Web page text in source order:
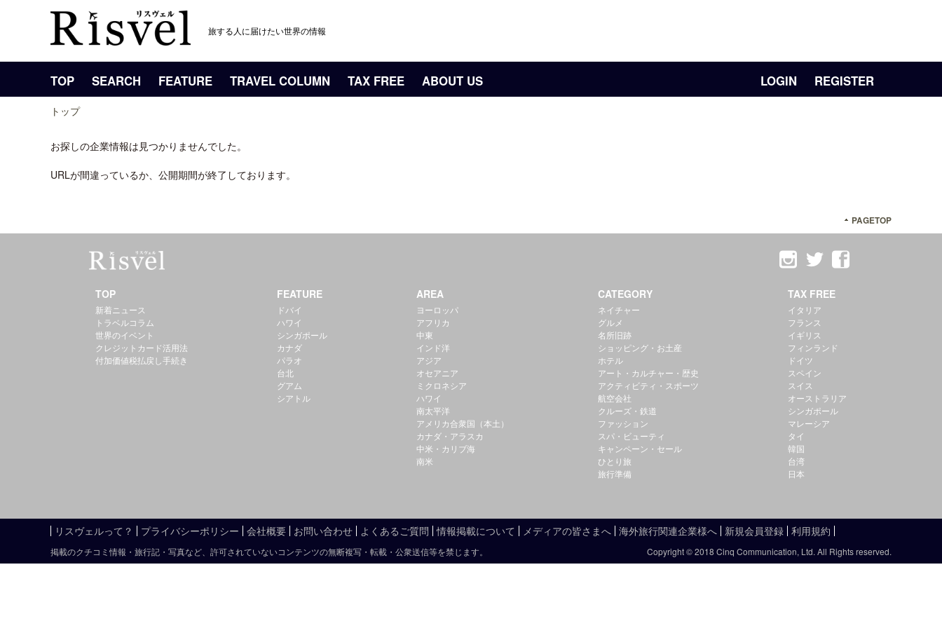
旅する人に届けたい世界の情報
TOP SEARCH FEATURE TRAVEL COLUMN TAX FREE ABOUT US LOGIN REGISTER
トップ
お探しの企業情報は見つかりませんでした。
URLが間違っているか、公開期間が終了しております。
PAGETOP
TOP
新着ニュース
トラベルコラム
世界のイベント
クレジットカード活用法
付加価値税払戻し手続き
FEATURE
ドバイ
ハワイ
シンガポール
カナダ
パラオ
台北
グアム
シアトル
AREA
ヨーロッパ
アフリカ
中東
インド洋
アジア
オセアニア
ミクロネシア
ハワイ
南太平洋
アメリカ合衆国（本土）
カナダ・アラスカ
中米・カリブ海
南米
CATEGORY
ネイチャー
グルメ
名所旧跡
ショッピング・お土産
ホテル
アート・カルチャー・歴史
アクティビティ・スポーツ
航空会社
クルーズ・鉄道
ファッション
スパ・ビューティ
キャンペーン・セール
ひとり旅
旅行準備
TAX FREE
イタリア
フランス
イギリス
フィンランド
ドイツ
スペイン
スイス
オーストラリア
シンガポール
マレーシア
タイ
韓国
台湾
日本
リスヴェルって？ プライバシーポリシー 会社概要 お問い合わせ よくあるご質問 情報掲載について メディアの皆さまへ 海外旅行関連企業様へ 新規会員登録 利用規約
掲載のクチコミ情報・旅行記・写真など、許可されていないコンテンツの無断複写・転載・公衆送信等を禁じます。 Copyright © 2018 Cinq Communication, Ltd. All Rights reserved.